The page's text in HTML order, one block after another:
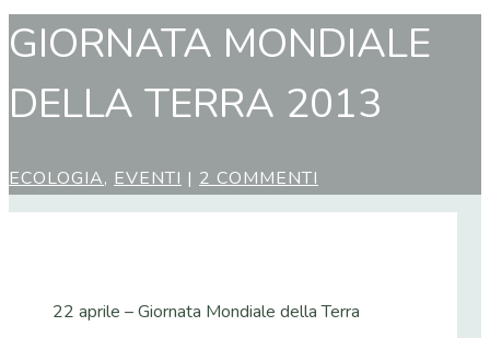
GIORNATA MONDIALE
DELLA TERRA 2013
ECOLOGIA, EVENTI | 2 COMMENTI
22 aprile – Giornata Mondiale della Terra